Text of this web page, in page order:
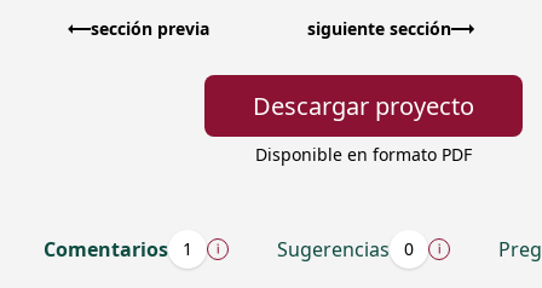
sección previa siguiente sección
Descargar proyecto
Disponible en formato PDF
Comentarios 1 Sugerencias 0